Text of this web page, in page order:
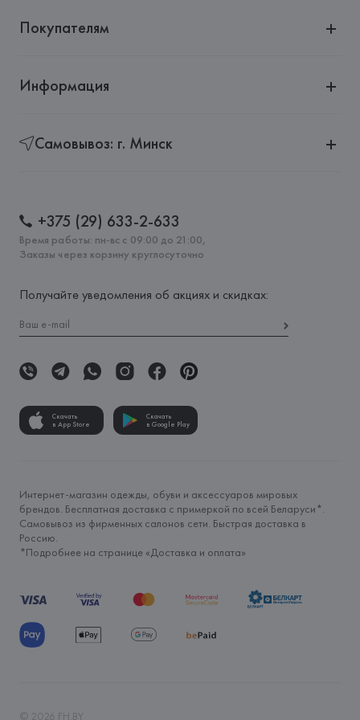
Покупателям
Информация
Самовывоз: г. Минск
+375 (29) 633-2-633
Время работы: пн-вс с 09:00 до 21:00,
Заказы через корзину круглосуточно
Получайте уведомления об акциях и скидках:
Скачать
в App Store
Скачать
в Google Play
Интернет-магазин одежды, обуви и аксессуаров мировых
брендов. Бесплатная доставка с примеркой по всей Беларуси*.
Самовывоз из фирменных салонов сети. Быстрая доставка в
Россию.
*Подробнее на странице «Доставка и оплата»
© 2026 FH.BY